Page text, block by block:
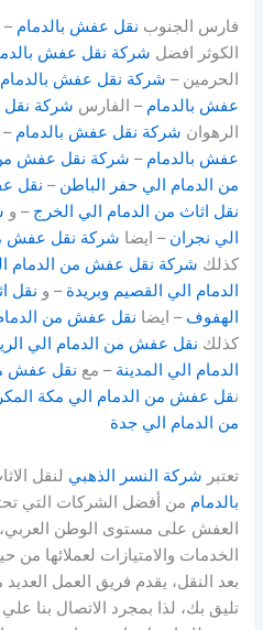
فارس الجنوب نقل عفش بالدمام –
الكوثر افضل شركة نقل عفش
الحرمين – شركة نقل عفش بالدمام
عفش بالدمام – الفارس شركة نقل
الرهوان شركة نقل عفش بالدمام –
عفش بالدمام – شركة نقل عفش من
من الدمام الي حفر الباطن – نقل
نقل اثاث من الدمام الي الخرج – و
الي نجران – ايضا شركة نقل عفش
كذلك شركة نقل عفش من الدمام
الدمام الي القصيم وبريدة – و نقل
الهفوف – ايضا نقل عفش من
كذلك نقل عفش من الدمام الي
الدمام الي المدينة – مع نقل عفش
نقل عفش من الدمام الي مكة
من الدمام الي جدة
تعتبر شركة النسر الذهبي لنقل
بالدمام من أفضل الشركات التي
العفش على مستوى الوطن العربي،
الخدمات والامتيازات لعملائها
بعد النقل، يقدم فريق العمل
تليق بك، لذا بمجرد الاتصال بنا